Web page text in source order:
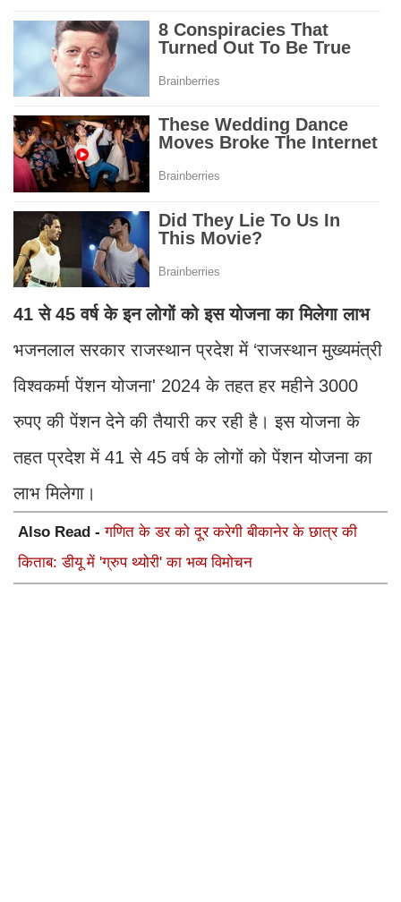
41 से 45 वर्ष के इन लोगों को इस योजना का मिलेगा लाभ
भजनलाल सरकार राजस्थान प्रदेश में ‘राजस्थान मुख्यमंत्री
विश्वकर्मा पेंशन योजना' 2024 के तहत हर महीने 3000
रुपए की पेंशन देने की तैयारी कर रही है। इस योजना के
तहत प्रदेश में 41 से 45 वर्ष के लोगों को पेंशन योजना का
लाभ मिलेगा।
Also Read -गणित के डर को दूर करेगी बीकानेर के छात्र की
किताब: डीयू में 'ग्रुप थ्योरी' का भव्य विमोचन